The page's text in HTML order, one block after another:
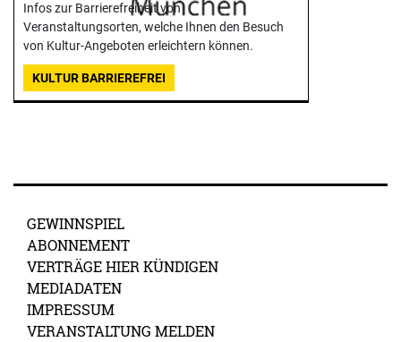
Infos zur Barrierefreiheit von
Veranstaltungsorten, welche Ihnen den Besuch
von Kultur-Angeboten erleichtern können.
KULTUR BARRIEREFREI
GEWINNSPIEL
ABONNEMENT
VERTRÄGE HIER KÜNDIGEN
MEDIADATEN
IMPRESSUM
VERANSTALTUNG MELDEN